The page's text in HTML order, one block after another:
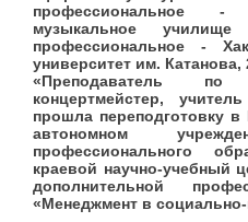
профессиональное -
музыкальное
профессиональное -
университет им.
«Преподаватель по
концертмейстер,
прошла переподготовку
автономном
профессионального
краевой научно-учебный
дополнительной
«Менеджмент в